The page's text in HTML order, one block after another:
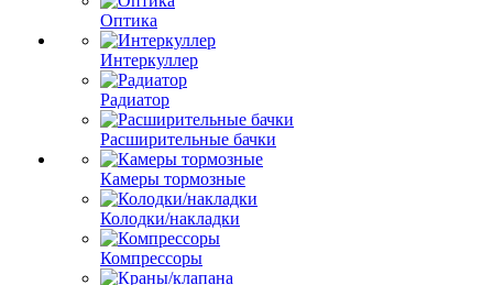
Оптика
Интеркуллер
Радиатор
Расширительные бачки
Камеры тормозные
Колодки/накладки
Компрессоры